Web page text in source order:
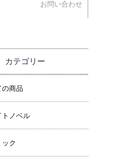
お問い合わせ
カテゴリー
の商品
トノベル
ック